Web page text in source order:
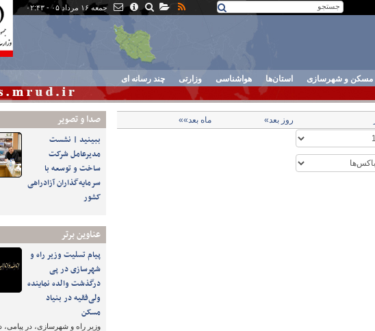
جمعه ۱۶ مرداد ۰۵ - ۰۲:۴۳
مسکن و شهرسازی استان‌ها هواشناسی وزارتی چند رسانه ای
صدا و تصوير
ببینید | نشست
مدیرعامل شرکت
ساخت و توسعه با
سرمایه‌گذاران آزادراهی
کشور
عناوین برتر
پیام تسلیت وزیر راه و
شهرسازی در پی
درگذشت والده نماینده
ولی‌فقیه در بنیاد
مسکن
وزیر راه و شهرسازی، در
روز بعد» ماه بعد»»